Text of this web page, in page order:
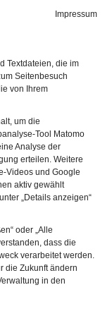
Impressum
Textdateien, die im
Seitenbesuch
von Ihrem
um die
Tool Matomo
Analyse der
erteilen. Weitere
Videos und Google
aktiv gewählt
„Details anzeigen“
oder „Alle
dass die
verarbeitet werden.
die Zukunft ändern
in den